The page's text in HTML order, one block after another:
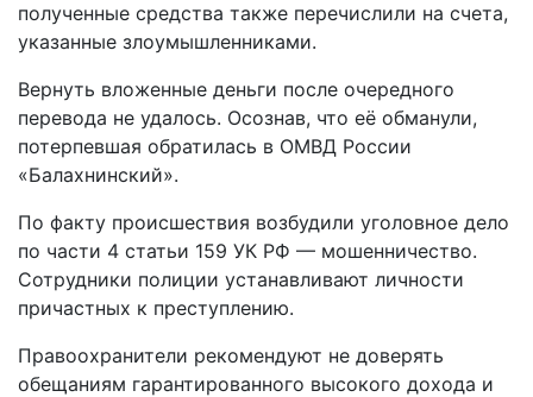
полученные средства также перечислили на счета,
указанные злоумышленниками.
Вернуть вложенные деньги после очередного
перевода не удалось. Осознав, что её обманули,
потерпевшая обратилась в ОМВД России
«Балахнинский».
По факту происшествия возбудили уголовное дело
по части 4 статьи 159 УК РФ — мошенничество.
Сотрудники полиции устанавливают личности
причастных к преступлению.
Правоохранители рекомендуют не доверять
обещаниям гарантированного высокого дохода и